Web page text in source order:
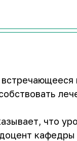
что